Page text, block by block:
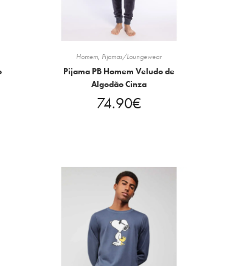
Homem, Pijamas/Loungewear
Pijama PB Homem Veludo de
Algodão Cinza
74.90€